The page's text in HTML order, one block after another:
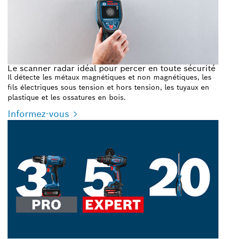
Le scanner radar idéal pour percer en toute sécurité
Il détecte les métaux magnétiques et non magnétiques, les
fils électriques sous tension et hors tension, les tuyaux en
plastique et les ossatures en bois.
Informez-vous